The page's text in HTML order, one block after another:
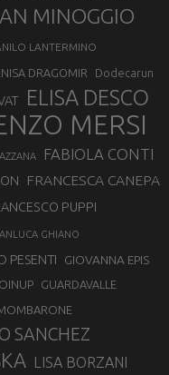
MINOGGIO
LANTERMINO
DRAGOMIR Dodecarun
ELISA DESCO
MERSI
FABIOLA CONTI
FRANCESCA CANEPA
PUPPI
GHIANO
PESENTI GIOVANNA EPIS
GUARDAVALLE
SANCHEZ
LISA BORZANI